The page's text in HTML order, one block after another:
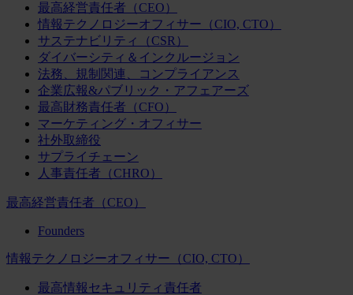
最高経営責任者（CEO）
情報テクノロジーオフィサー（CIO, CTO）
サステナビリティ（CSR）
ダイバーシティ＆インクルージョン
法務、規制関連、コンプライアンス
企業広報&パブリック・アフェアーズ
最高財務責任者（CFO）
マーケティング・オフィサー
社外取締役
サプライチェーン
人事責任者（CHRO）
最高経営責任者（CEO）
Founders
情報テクノロジーオフィサー（CIO, CTO）
最高情報セキュリティ責任者